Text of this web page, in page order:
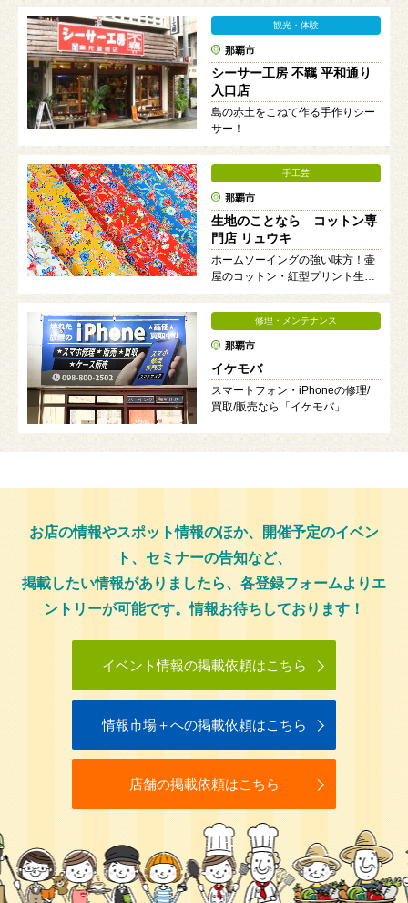
観光・体験
那覇市
シーサー工房 不羈 平和通り
入口店
島の赤土をこねて作る手作りシー
サー！
手工芸
那覇市
生地のことなら コットン専
門店 リュウキ
ホームソーイングの強い味方！壷
屋のコットン・紅型プリント生地
専門店
修理・メンテナンス
那覇市
イケモバ
スマートフォン・iPhoneの修理/
買取/販売なら「イケモバ」
お店の情報やスポット情報のほか、開催予定のイベン
ト、セミナーの告知など、
掲載したい情報がありましたら、各登録フォームよりエ
ントリーが可能です。情報お待ちしております！
イベント情報の掲載依頼はこちら
情報市場＋への掲載依頼はこちら
店舗の掲載依頼はこちら